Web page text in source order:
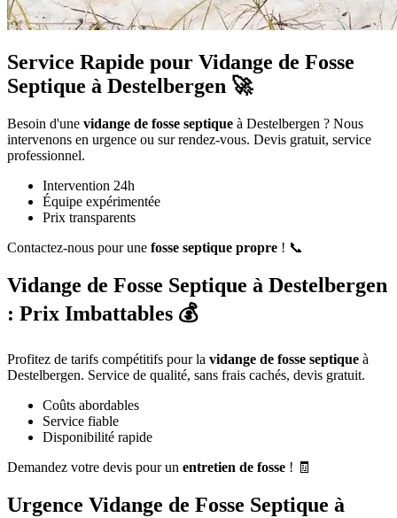
Service Rapide pour Vidange de Fosse
Septique à Destelbergen 🚀
Besoin d'une vidange de fosse septique à Destelbergen ? Nous
intervenons en urgence ou sur rendez-vous. Devis gratuit, service
professionnel.
Intervention 24h
Équipe expérimentée
Prix transparents
Contactez-nous pour une fosse septique propre ! 📞
Vidange de Fosse Septique à Destelbergen
: Prix Imbattables 💰
Profitez de tarifs compétitifs pour la vidange de fosse septique à
Destelbergen. Service de qualité, sans frais cachés, devis gratuit.
Coûts abordables
Service fiable
Disponibilité rapide
Demandez votre devis pour un entretien de fosse ! 🧾
Urgence Vidange de Fosse Septique à